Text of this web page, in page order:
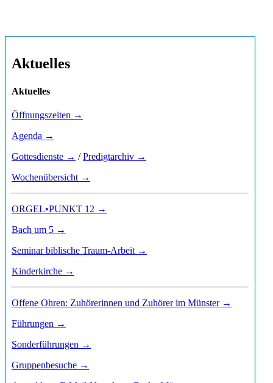
Aktuelles
Aktuelles
Öffnungszeiten →
Agenda →
Gottesdienste → /Predigtarchiv →
Wochenübersicht →
ORGEL•PUNKT 12 →
Bach um 5 →
Seminar biblische Traum-Arbeit →
Kinderkirche →
Offene Ohren: Zuhörerinnen und Zuhörer im Münster →
Führungen →
Sonderführungen →
Gruppenbesuche →